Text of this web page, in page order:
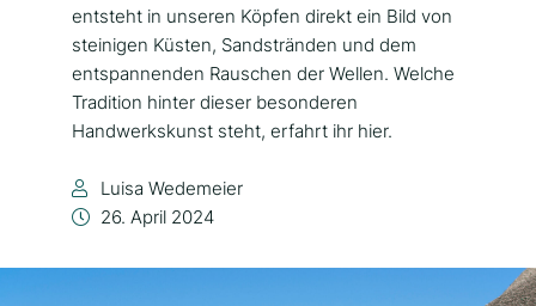
entsteht in unseren Köpfen direkt ein Bild von
steinigen Küsten, Sandstränden und dem
entspannenden Rauschen der Wellen. Welche
Tradition hinter dieser besonderen
Handwerkskunst steht, erfahrt ihr hier.
Luisa Wedemeier
26. April 2024